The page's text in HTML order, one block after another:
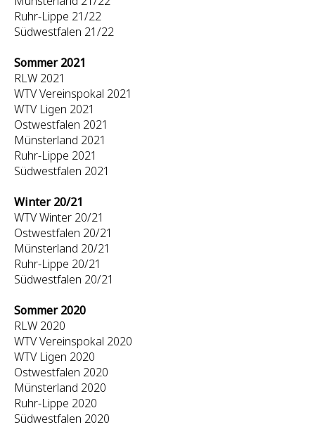
Ruhr-Lippe 21/22
Südwestfalen 21/22
Sommer 2021
RLW 2021
WTV Vereinspokal 2021
WTV Ligen 2021
Ostwestfalen 2021
Münsterland 2021
Ruhr-Lippe 2021
Südwestfalen 2021
Winter 20/21
WTV Winter 20/21
Ostwestfalen 20/21
Münsterland 20/21
Ruhr-Lippe 20/21
Südwestfalen 20/21
Sommer 2020
RLW 2020
WTV Vereinspokal 2020
WTV Ligen 2020
Ostwestfalen 2020
Münsterland 2020
Ruhr-Lippe 2020
Südwestfalen 2020